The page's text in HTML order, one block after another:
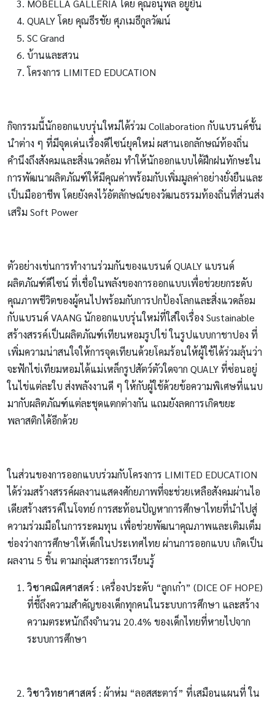
MOBELLA GALLERIA โดย คุณอนุพล อยู่ยืน
QUALY โดย คุณธีรชัย ศุภเมธีกูลวัฒน์
SC Grand
บ้านและสวน
โครงการ LIMITED EDUCATION
กิจกรรมนี้นักออกแบบรุ่นใหม่ได้ร่วม Collaboration กับแบรนด์ชั้น
นำต่าง ๆ ที่มีจุดเด่นเรื่องดีไซน์ยุคใหม่ ผสานเอกลักษณ์ท้องถิ่น
คำนึงถึงสังคมและสิ่งแวดล้อม ทำให้นักออกแบบได้ฝึกฝนทักษะใน
การพัฒนาผลิตภัณฑ์ให้มีคุณค่าพร้อมกับเพิ่มมูลค่าอย่างยั่งยืนและ
เป็นมืออาชีพ โดยยังคงไว้อัตลักษณ์ของวัฒนธรรมท้องถิ่นที่ส่วนส่ง
เสริม Soft Power
ตัวอย่างเช่นการทำงานร่วมกันของแบรนด์ QUALY แบรนด์
ผลิตภัณฑ์ดีไซน์ ที่เชื่อในพลังของการออกแบบเพื่อช่วยยกระดับ
คุณภาพชีวิตของผู้คนไปพร้อมกับการปกป้องโลกและสิ่งแวดล้อม
กับแบรนด์ VAANG นักออกแบบรุ่นใหม่ที่ใส่ใจเรื่อง Sustainable
สร้างสรรค์เป็นผลิตภัณฑ์เทียนหอมรูปไข่ ในรูปแบบกาชาปอง ที่
เพิ่มความน่าสนใจให้การจุดเทียนด้วยโคมร้อนให้ผู้ใช้ได้ร่วมลุ้นว่า
จะฟักไข่เทียมหอมได้แม่เหล็กรูปสัตว์ตัวใดจาก QUALY ที่ซ่อนอยู่
ในไข่แต่ละใบ ส่งพลังงานดี ๆ ให้กับผู้ใช้ด้วยข้อความพิเศษที่แนบ
มากับผลิตภัณฑ์แต่ละชุดแตกต่างกัน แถมยังลดการเกิดขยะ
พลาสติกได้อีกด้วย
ในส่วนของการออกแบบร่วมกับโครงการ LIMITED EDUCATION
ได้ร่วมสร้างสรรค์ผลงานแสดงศักยภาพที่จะช่วยเหลือสังคมผ่านไอ
เดียสร้างสรรค์ในโจทย์ การสะท้อนปัญหาการศึกษาไทยที่นำไปสู่
ความร่วมมือในการระดมทุน เพื่อช่วยพัฒนาคุณภาพและเติมเต็ม
ช่องว่างการศึกษาให้เด็กในประเทศไทย ผ่านการออกแบบ เกิดเป็น
ผลงาน 5 ชิ้น ตามกลุ่มสาระการเรียนรู้
วิชาคณิตศาสตร์ : เครื่องประดับ “ลูกเก๋า” (DICE OF HOPE)
ที่ชี้ถึงความสำคัญของเด็กทุกคนในระบบการศึกษา และสร้าง
ความตระหนักถึงจำนวน 20.4% ของเด็กไทยที่หายไปจาก
ระบบการศึกษา
วิชาวิทยาศาสตร์ : ผ้าห่ม “ลอสสะตาร์” ที่เสมือนแผนที่ ใน